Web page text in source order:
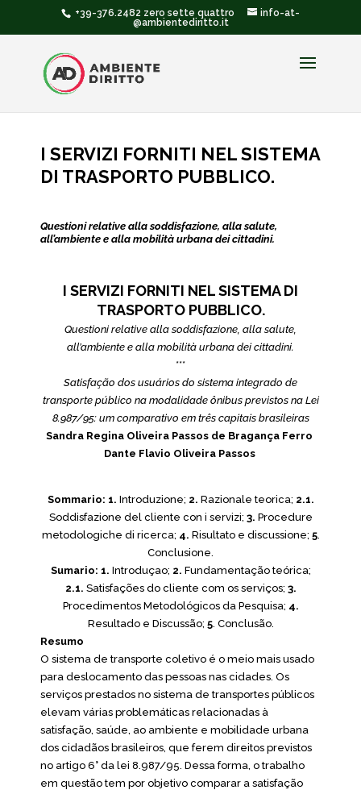
+39-376.2482 zero sette quattro
info-at-
@ambientediritto.it
I SERVIZI FORNITI NEL SISTEMA
DI TRASPORTO PUBBLICO.
Questioni relative alla soddisfazione, alla salute,
all’ambiente e alla mobilità urbana dei cittadini.
I SERVIZI FORNITI NEL SISTEMA DI
TRASPORTO PUBBLICO.
Questioni relative alla soddisfazione, alla salute,
all’ambiente e alla mobilità urbana dei cittadini.
***
Satisfação dos usuários do sistema integrado de
transporte público na modalidade ônibus previstos na Lei
8.987/95: um comparativo em três capitais brasileiras
Sandra Regina Oliveira Passos de Bragança Ferro
Dante Flavio Oliveira Passos
Sommario: 1. Introduzione; 2. Razionale teorica; 2.1.
Soddisfazione del cliente con i servizi; 3. Procedure
metodologiche di ricerca; 4. Risultato e discussione; 5.
Conclusione.
Sumario: 1. Introduçao; 2. Fundamentação teórica;
2.1. Satisfações do cliente com os serviços; 3.
Procedimentos Metodológicos da Pesquisa; 4.
Resultado e Discussão; 5. Conclusão.
Resumo
O sistema de transporte coletivo é o meio mais usado
para deslocamento das pessoas nas cidades. Os
serviços prestados no sistema de transportes públicos
elevam várias problemáticas relacionadas à
satisfação, saúde, ao ambiente e mobilidade urbana
dos cidadãos brasileiros, que ferem direitos previstos
no artigo 6° da lei 8.987/95. Dessa forma, o trabalho
em questão tem por objetivo comparar a satisfação